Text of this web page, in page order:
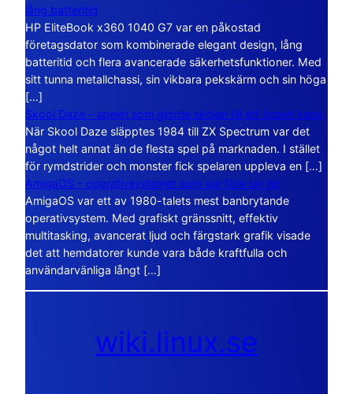
lång batteritid
HP EliteBook x360 1040 G7 var en påkostad
företagsdator som kombinerade elegant design, lång
batteritid och flera avancerade säkerhetsfunktioner. Med
sitt tunna metallchassi, sin vikbara pekskärm och sin höga
[…]
Skool Daze – spelet som gjorde skolan till ett öppet kaos
När Skool Daze släpptes 1984 till ZX Spectrum var det
något helt annat än de flesta spel på marknaden. I stället
för rymdstrider och monster fick spelaren uppleva en […]
AmigaOS – operativsystemet som var före sin tid
AmigaOS var ett av 1980-talets mest banbrytande
operativsystem. Med grafiskt gränssnitt, effektiv
multitasking, avancerat ljud och färgstark grafik visade
det att hemdatorer kunde vara både kraftfulla och
användarvänliga långt […]
wiki.linux.se